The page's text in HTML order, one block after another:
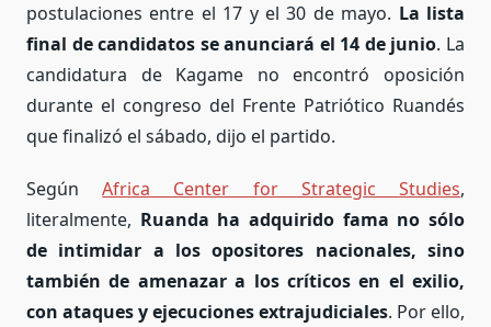
postulaciones entre el 17 y el 30 de mayo. La lista
final de candidatos se anunciará el 14 de junio. La
candidatura de Kagame no encontró oposición
durante el congreso del Frente Patriótico Ruandés
que finalizó el sábado, dijo el partido.
SegúnAfrica Center for Strategic Studies,
literalmente, Ruanda ha adquirido fama no sólo
de intimidar a los opositores nacionales, sino
también de amenazar a los críticos en el exilio,
con ataques y ejecuciones extrajudiciales. Por ello,